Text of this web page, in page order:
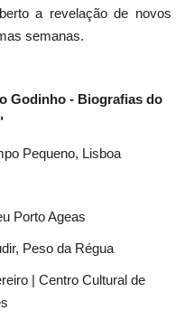
a revelação de novos
semanas.
Godinho - Biografias do
Pequeno, Lisboa
Porto Ageas
Peso da Régua
| Centro Cultural de